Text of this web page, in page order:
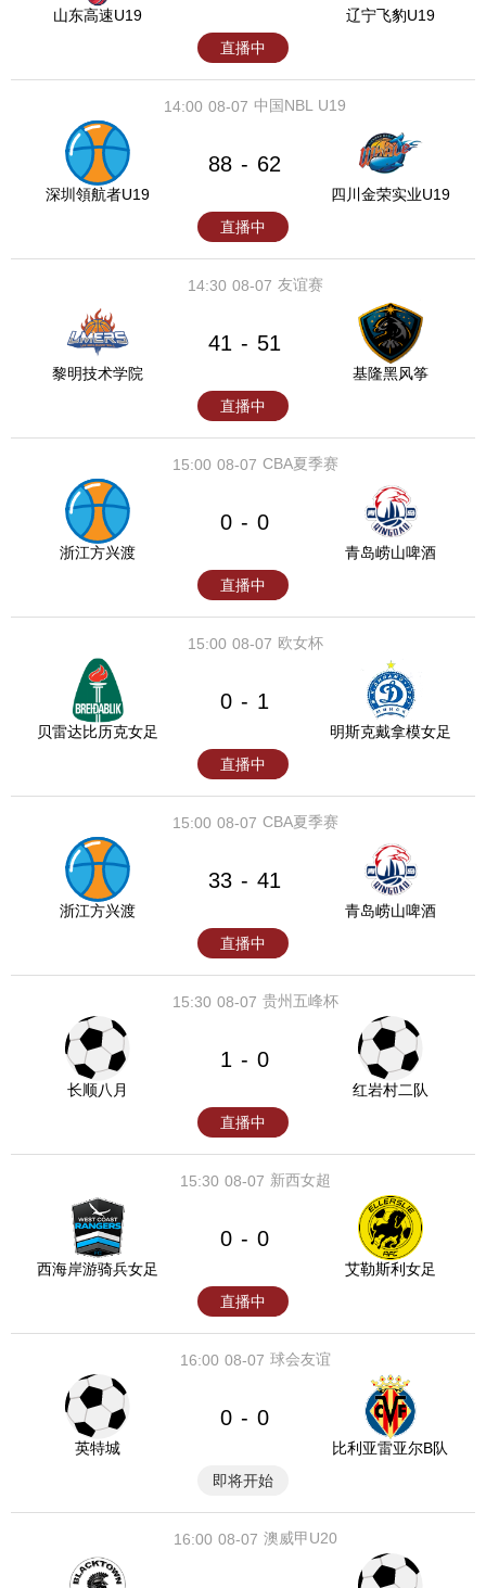
山东高速U19
辽宁飞豹U19
直播中
08-07
14:00 中国NBL U19
深圳領航者U19
88 - 62
四川金荣实业U19
直播中
08-07
14:30 友谊赛
黎明技术学院
41 - 51
基隆黑风筝
直播中
08-07
15:00 CBA夏季赛
浙江方兴渡
0 - 0
青岛崂山啤酒
直播中
08-07
15:00 欧女杯
贝雷达比历克女足
0 - 1
明斯克戴拿模女足
直播中
08-07
15:00 CBA夏季赛
浙江方兴渡
33 - 41
青岛崂山啤酒
直播中
08-07
15:30 贵州五峰杯
长顺八月
1 - 0
红岩村二队
直播中
08-07
15:30 新西女超
西海岸游骑兵女足
0 - 0
艾勒斯利女足
直播中
08-07
16:00 球会友谊
英特城
0 - 0
比利亚雷亚尔B队
即将开始
08-07
16:00 澳威甲U20